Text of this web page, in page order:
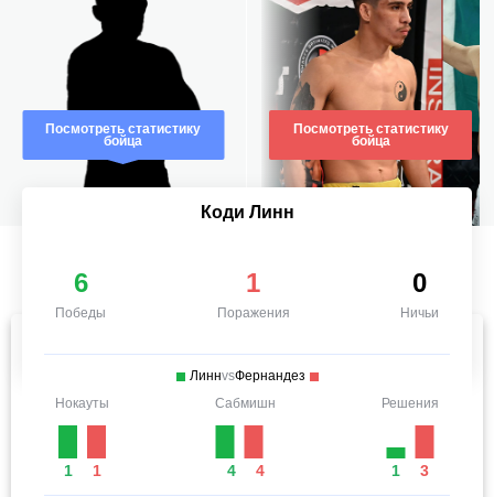
Посмотреть статистику
бойца
Посмотреть статистику
бойца
Коди Линн
6
Победы
1
Поражения
0
Ничьи
ЛиннvsФернандез
Нокауты
1 1
Сабмишн
4 4
Решения
1 3